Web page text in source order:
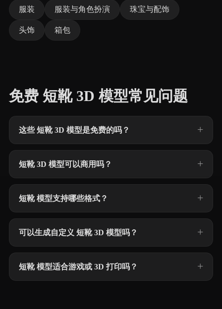
服装 服装与角色扮演 珠宝与配饰
头饰 箱包
免费 短靴 3D 模型常见问题
这些 短靴 3D 模型是免费的吗？
短靴 3D 模型可以商用吗？
短靴 模型支持哪些格式？
可以生成自定义 短靴 3D 模型吗？
短靴 模型适合游戏或 3D 打印吗？